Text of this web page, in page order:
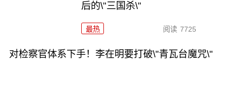
后的\"三国杀\"
最热 阅读 7725
对检察官体系下手！李在明要打破\"青瓦台魔咒\"